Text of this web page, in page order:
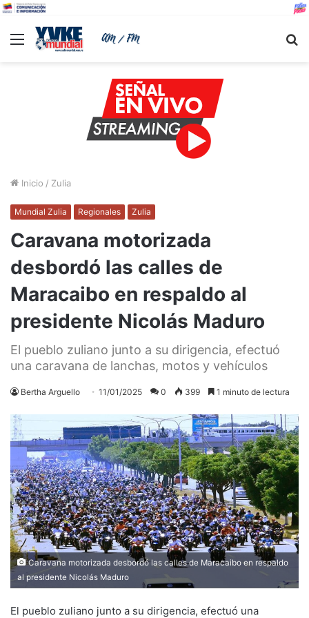
Menu
Inicio / Zulia
Mundial Zulia Regionales Zulia
Caravana motorizada
desbordó las calles de
Maracaibo en respaldo al
presidente Nicolás Maduro
El pueblo zuliano junto a su dirigencia, efectuó
una caravana de lanchas, motos y vehículos
Bertha Arguello 11/01/2025 0 399 1 minuto de lectura
Caravana motorizada desbordó las calles de Maracaibo en respaldo
al presidente Nicolás Maduro
El pueblo zuliano junto a su dirigencia, efectuó una